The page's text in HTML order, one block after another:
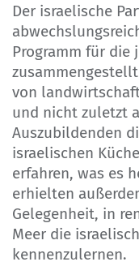
Der israelische
Programm für die
von
und nicht zuletzt
Auszubildenden
israelischen
erfahren, was es
erhielten
Gelegenheit, in
Meer die
kennenzulernen.